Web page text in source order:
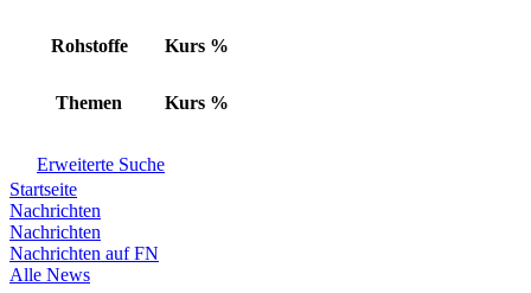
Rohstoffe Kurs %
Themen Kurs %
Erweiterte Suche
Startseite
Nachrichten
Nachrichten
Nachrichten auf FN
Alle News